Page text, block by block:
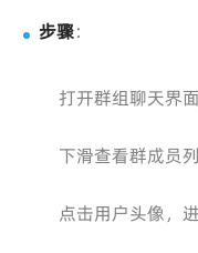
步骤：
打开群组聊天界
下滑查看群成员
点击用户头像，